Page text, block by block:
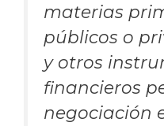
materias
públicos o
y otros
financieros
negociación